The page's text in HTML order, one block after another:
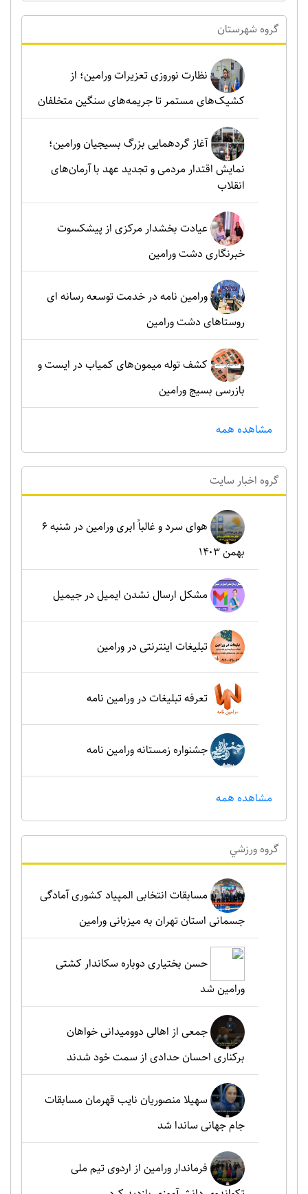
گروه شهرستان
نظارت نوروزی تعزیرات ورامین؛ از
کشیک‌های مستمر تا جریمه‌های سنگین متخلفان
آغاز گردهمایی بزرگ بسیجیان ورامین؛
نمایش اقتدار مردمی و تجدید عهد با آرمان‌های
انقلاب
عیادت بخشدار مرکزی از پیشکسوت
خبرنگاری دشت ورامین
ورامین نامه در خدمت توسعه رسانه ای
روستاهای دشت ورامین
کشف توله میمون‌های کمیاب در ایست و
بازرسی بسیج ورامین
مشاهده همه
گروه اخبار سايت
هوای سرد و غالباً ابری ورامین در شنبه ۶
بهمن ۱۴۰۳
مشکل ارسال نشدن ایمیل در جیمیل
تبلیغات اینترنتی در ورامین
تعرفه تبلیغات در ورامین نامه
جشنواره زمستانه ورامین نامه
مشاهده همه
گروه ورزشي
مسابقات انتخابی المپیاد کشوری آمادگی
جسمانی استان تهران به میزبانی ورامین
حسن بختیاری دوباره سکاندار کشتی
ورامین شد
جمعی از اهالی دوومیدانی خواهان
برکناری احسان حدادی از سمت خود شدند
سهیلا منصوریان نایب قهرمان مسابقات
جام جهانی ساندا شد
فرماندار ورامین از اردوی تیم ملی